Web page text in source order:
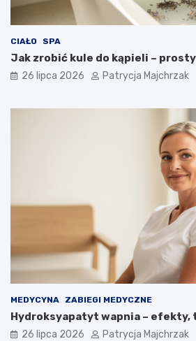
CIAŁO SPA
Jak zrobić kule do kąpieli –
26 lipca 2026 Patrycja Majchrzak
MEDYCYNA ZABIEGI MEDYCZNE
Hydroksyapatyt wapnia – efekty,
26 lipca 2026 Patrycja Majchrzak